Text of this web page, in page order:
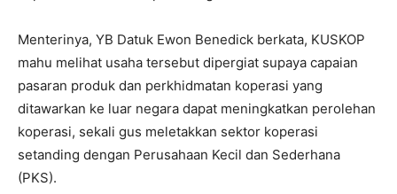
Menterinya, YB Datuk Ewon Benedick berkata, KUSKOP
mahu melihat usaha tersebut dipergiat supaya capaian
pasaran produk dan perkhidmatan koperasi yang
ditawarkan ke luar negara dapat meningkatkan perolehan
koperasi, sekali gus meletakkan sektor koperasi
setanding dengan Perusahaan Kecil dan Sederhana
(PKS).